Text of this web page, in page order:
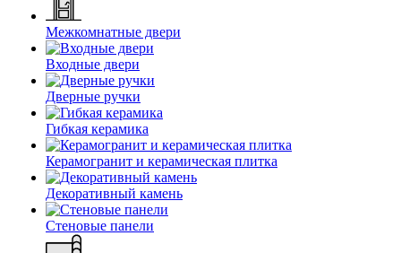
Межкомнатные двери
Входные двери
Дверные ручки
Гибкая керамика
Керамогранит и керамическая плитка
Декоративный камень
Стеновые панели